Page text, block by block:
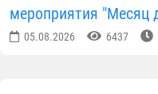
мероприятия "Месяц
05.08.2026 6437